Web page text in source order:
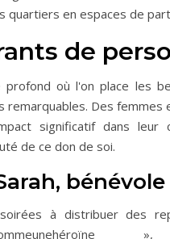
en espaces de
de
où l'on place les
remarquables. Des
significatif dans leur
de ce don de soi.
à distribuer des